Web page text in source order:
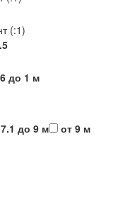
(:1)
до 1 м
до 9 м
от 9 м